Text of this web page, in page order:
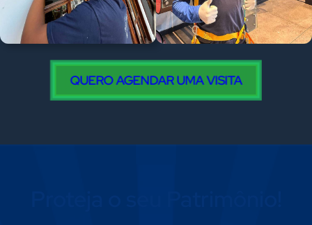
QUERO AGENDAR UMA VISITA